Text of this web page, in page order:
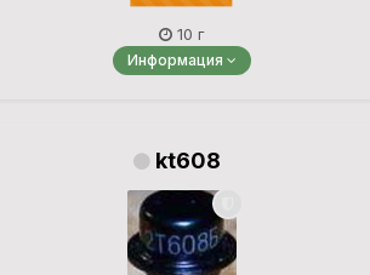
10 г
Информация
kt608